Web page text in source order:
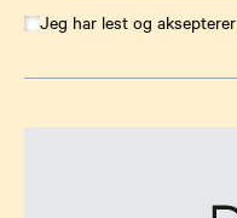
Jeg har lest og aksepterer